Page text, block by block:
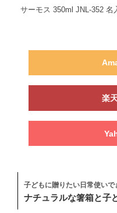
サーモス 350ml JNL-352 名
楽
子どもに贈りたい日常使い
ナチュラルな箸箱と子